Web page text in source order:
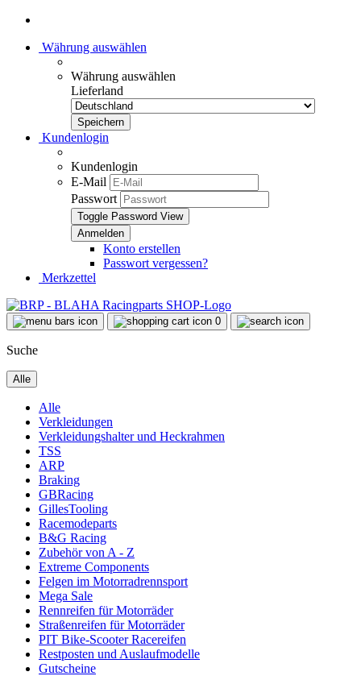
Währung auswählen
Währung auswählen
Lieferland
Kundenlogin
Kundenlogin
E-Mail
Passwort
Toggle Password View
Konto erstellen
Passwort vergessen?
Merkzettel
0
Suche
Alle
Alle
Verkleidungen
Verkleidungshalter und Heckrahmen
TSS
ARP
Braking
GBRacing
GillesTooling
Racemodeparts
B&G Racing
Zubehör von A - Z
Extreme Components
Felgen im Motorradrennsport
Mega Sale
Rennreifen für Motorräder
Straßenreifen für Motorräder
PIT Bike-Scooter Racereifen
Restposten und Auslaufmodelle
Gutscheine